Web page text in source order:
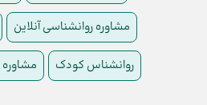
مشاوره روانشناسی آنلاین
روانشناس کودک مشاوره